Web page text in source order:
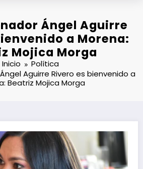
Ángel Aguirre
a Morena:
Mojica Morga
Inicio
Política
Aguirre Rivero es bienvenido a
Beatriz Mojica Morga